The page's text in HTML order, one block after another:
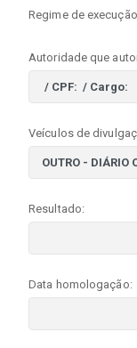
Regime de execução
Autoridade que
Veículos de
Resultado:
Data homologação: